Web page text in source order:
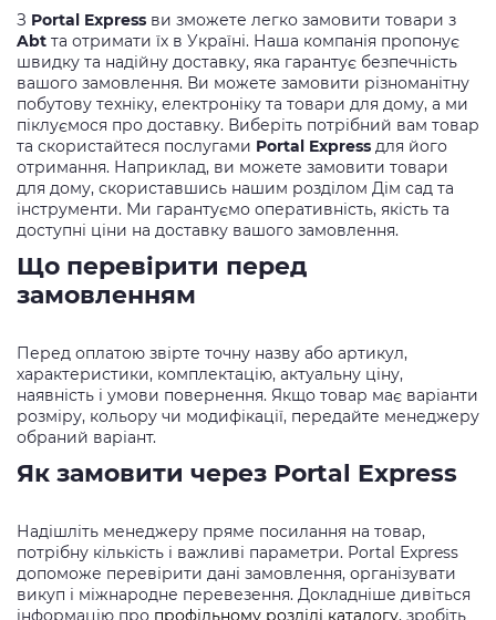
З Portal Express ви зможете легко замовити товари з
Abt та отримати їх в Україні. Наша компанія пропонує
швидку та надійну доставку, яка гарантує безпечність
вашого замовлення. Ви можете замовити різноманітну
побутову техніку, електроніку та товари для дому, а ми
піклуємося про доставку. Виберіть потрібний вам товар
та скористайтеся послугами Portal Express для його
отримання. Наприклад, ви можете замовити товари
для дому, скориставшись нашим розділом Дім сад та
інструменти. Ми гарантуємо оперативність, якість та
доступні ціни на доставку вашого замовлення.
Що перевірити перед
замовленням
Перед оплатою звірте точну назву або артикул,
характеристики, комплектацію, актуальну ціну,
наявність і умови повернення. Якщо товар має варіанти
розміру, кольору чи модифікації, передайте менеджеру
обраний варіант.
Як замовити через Portal Express
Надішліть менеджеру пряме посилання на товар,
потрібну кількість і важливі параметри. Portal Express
допоможе перевірити дані замовлення, організувати
викуп і міжнародне перевезення. Докладніше дивіться
інформацію про профільному розділі каталогу, зробіть